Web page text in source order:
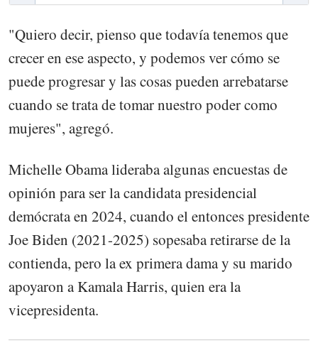
"Quiero decir, pienso que todavía tenemos que
crecer en ese aspecto, y podemos ver cómo se
puede progresar y las cosas pueden arrebatarse
cuando se trata de tomar nuestro poder como
mujeres", agregó.
Michelle Obama lideraba algunas encuestas de
opinión para ser la candidata presidencial
demócrata en 2024, cuando el entonces presidente
Joe Biden (2021-2025) sopesaba retirarse de la
contienda, pero la ex primera dama y su marido
apoyaron a Kamala Harris, quien era la
vicepresidenta.